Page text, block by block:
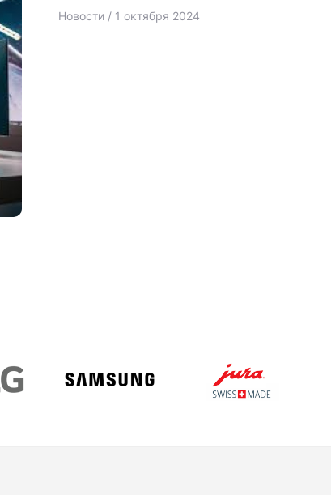
Новости / 1 октября 2024